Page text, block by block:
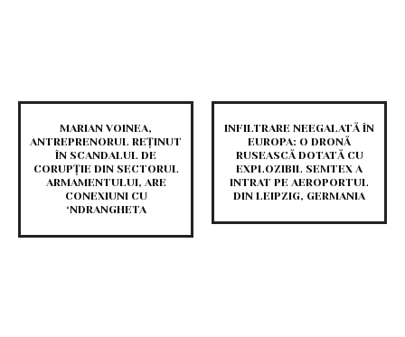
MARIAN VOINEA,
ANTREPRENORUL REȚINUT
ÎN SCANDALUL DE
CORUPȚIE DIN SECTORUL
ARMAMENTULUI, ARE
CONEXIUNI CU
‘NDRANGHETA
INFILTRARE NEEGALATĂ ÎN
EUROPA: O DRONĂ
RUSEASCĂ DOTATĂ CU
EXPLOZIBIL SEMTEX A
INTRAT PE AEROPORTUL
DIN LEIPZIG, GERMANIA